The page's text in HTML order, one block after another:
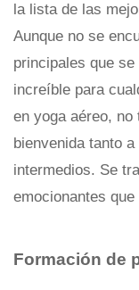
la lista de las
Aunque no se
principales que
increíble para
en yoga aéreo,
bienvenida tanto
intermedios. Se
emocionantes
Formación de